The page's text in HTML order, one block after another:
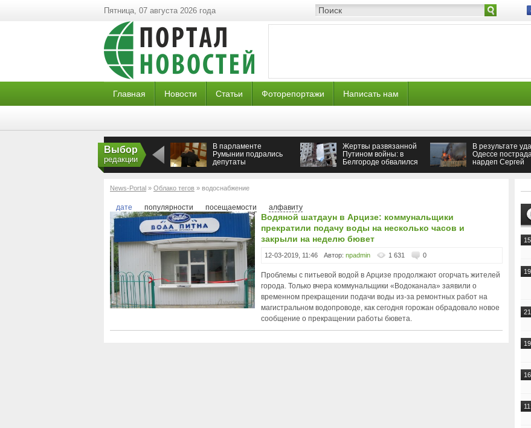
Пятница, 07 августа 2026 года
Главная Новости Статьи Фоторепортажи Написать нам
Выбор
редакции
В парламенте
Румынии подрались
депутаты
Жертвы развязанной
Путином войны: в
Белгороде обвалился
В результате
Одессе
нардеп Сергей
News-Portal » Облако тегов » водоснабжение
дате популярности посещаемости алфавиту
Водяной шатдаун в Арцизе: коммунальщики
прекратили подачу воды на несколько часов и
закрыли на неделю бювет
12-03-2019, 11:46 Автор: npadmin 1 631 0
Проблемы с питьевой водой в Арцизе продолжают огорчать жителей
города. Только вчера коммунальщики «Водоканала» заявили о
временном прекращении подачи воды из-за ремонтных работ на
магистральном водопроводе, как сегодня горожан обрадовало новое
сообщение о прекращении работы бювета.